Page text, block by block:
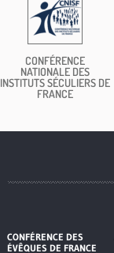
CONFÉRENCE
NATIONALE DES
INSTITUTS SÉCULIERS DE
FRANCE
CONFÉRENCE DES
ÉVÊQUES DE FRANCE